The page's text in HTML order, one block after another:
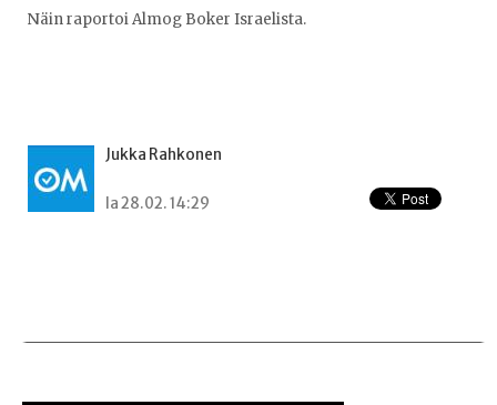
Näin raportoi Almog Boker Israelista.
Jukka Rahkonen
la 28.02. 14:29